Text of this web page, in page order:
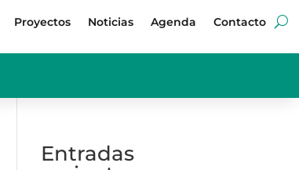
Proyectos Noticias Agenda Contacto
Entradas